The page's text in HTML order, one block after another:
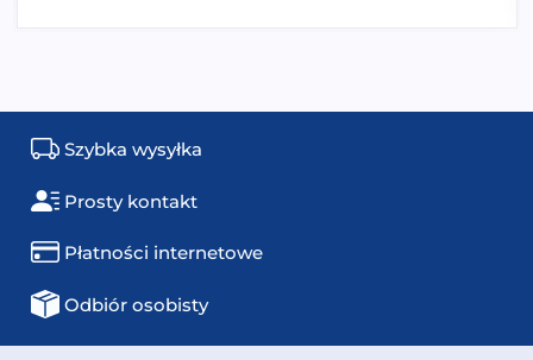
Szybka wysyłka
Prosty kontakt
Płatności internetowe
Odbiór osobisty